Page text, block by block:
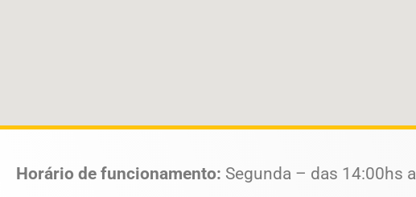
Horário de funcionamento: Segunda – das 14:00hs